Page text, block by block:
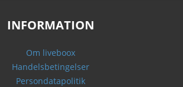
INFORMATION
Om liveboox
Handelsbetingelser
Persondatapolitik